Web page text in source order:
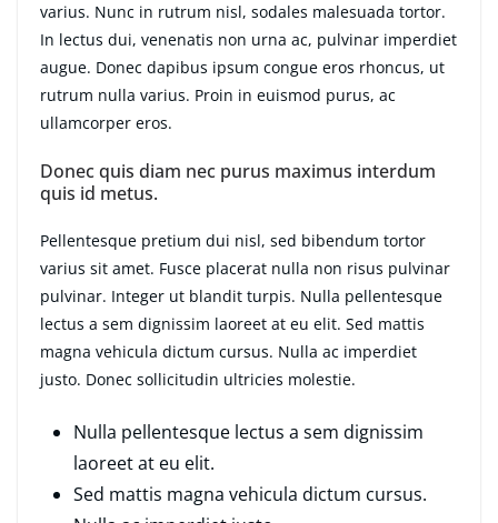
varius. Nunc in rutrum nisl, sodales malesuada tortor.
In lectus dui, venenatis non urna ac, pulvinar imperdiet
augue. Donec dapibus ipsum congue eros rhoncus, ut
rutrum nulla varius. Proin in euismod purus, ac
ullamcorper eros.
Donec quis diam nec purus maximus interdum
quis id metus.
Pellentesque pretium dui nisl, sed bibendum tortor
varius sit amet. Fusce placerat nulla non risus pulvinar
pulvinar. Integer ut blandit turpis. Nulla pellentesque
lectus a sem dignissim laoreet at eu elit. Sed mattis
magna vehicula dictum cursus. Nulla ac imperdiet
justo. Donec sollicitudin ultricies molestie.
Nulla pellentesque lectus a sem dignissim
laoreet at eu elit.
Sed mattis magna vehicula dictum cursus.